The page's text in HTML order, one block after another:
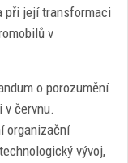
při její transformaci
v
o porozumění
v červnu.
organizační
vývoj,